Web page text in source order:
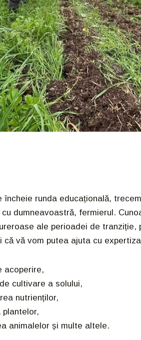
încheie runda educațională,
cu dumneavoastră, fermierul.
ale perioadei de tranziție,
că vă vom putea ajuta cu
acoperire,
cultivare a solului,
nutrienților,
plantelor,
animalelor și multe altele.